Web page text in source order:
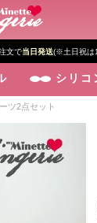
文で当日発送(※土日祝は
シリコ
ツ2点セット